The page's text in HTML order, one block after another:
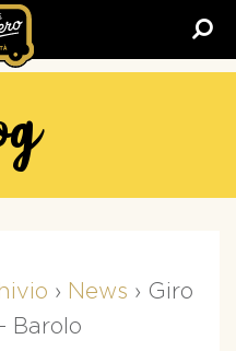
› News › Giro
Barolo